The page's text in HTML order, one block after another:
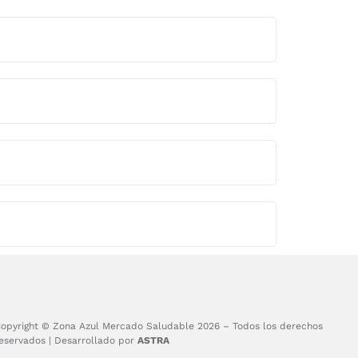
© Zona Azul Mercado Saludable 2026 – Todos los derechos
| Desarrollado porASTRA